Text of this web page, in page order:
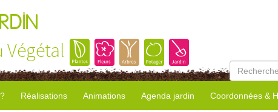
Végétal
Réalisations Animations Agenda jardin Coordonnées &